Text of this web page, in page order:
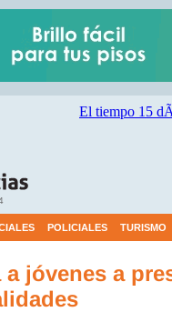
POLICIALES TURISMO
a jóvenes a